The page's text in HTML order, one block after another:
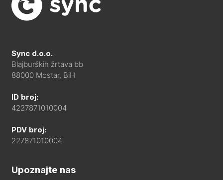
Sync d.o.o.
Blajburških žrtava bb
88000 Mostar, BiH
ID broj:
4227871010004
PDV broj:
227871010004
Upoznajte nas